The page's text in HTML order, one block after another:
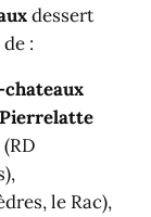
dessert
:
Pierrelatte
(RD
le Rac),